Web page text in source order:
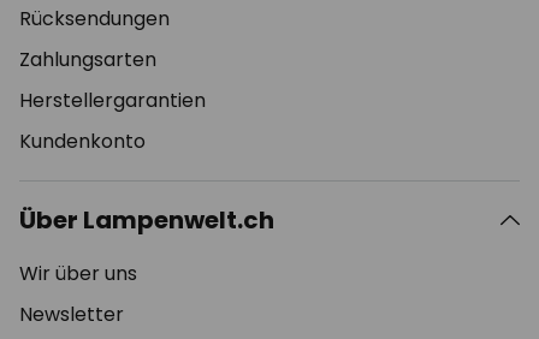
Rücksendungen
Zahlungsarten
Herstellergarantien
Kundenkonto
Über Lampenwelt.ch
Wir über uns
Newsletter